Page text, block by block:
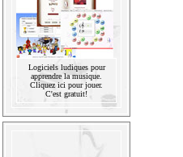
Logiciels ludiques pour
apprendre la musique.
Cliquez ici pour jouer.
C'est gratuit!